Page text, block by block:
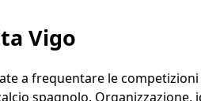
Vigo
a frequentare le competizioni
spagnolo. Organizzazione,